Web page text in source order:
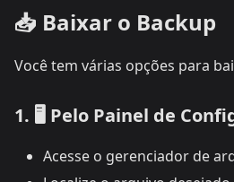
📥 Baixar o Backup
Você tem várias opções para
1. 🖥️ Pelo Painel de
Acesse o gerenciador de